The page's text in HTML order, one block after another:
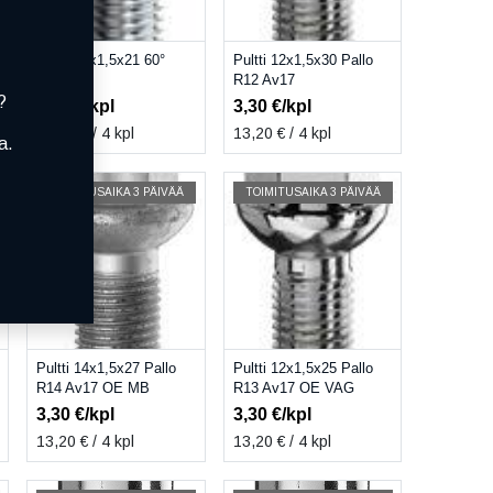
Pultti 12x1,5x21 60°
€/kpl
€ / 4 kpl
Pultti 12x1,5x30 Pallo
R12 Av17
3,30€/kpl
13,20 € / 4 kpl
TOIMITUSAIKA 3 PÄIVÄÄ
Pultti 14x1,5x27 Pallo
R14 Av17 OE MB
3,30 €/kpl
13,20 € / 4 kpl
TOIMITUSAIKA 3 PÄIVÄÄ
Pultti 12x1,5x25 Pallo
R13 Av17 OE VAG
3,30€/kpl
13,20 € / 4 kpl